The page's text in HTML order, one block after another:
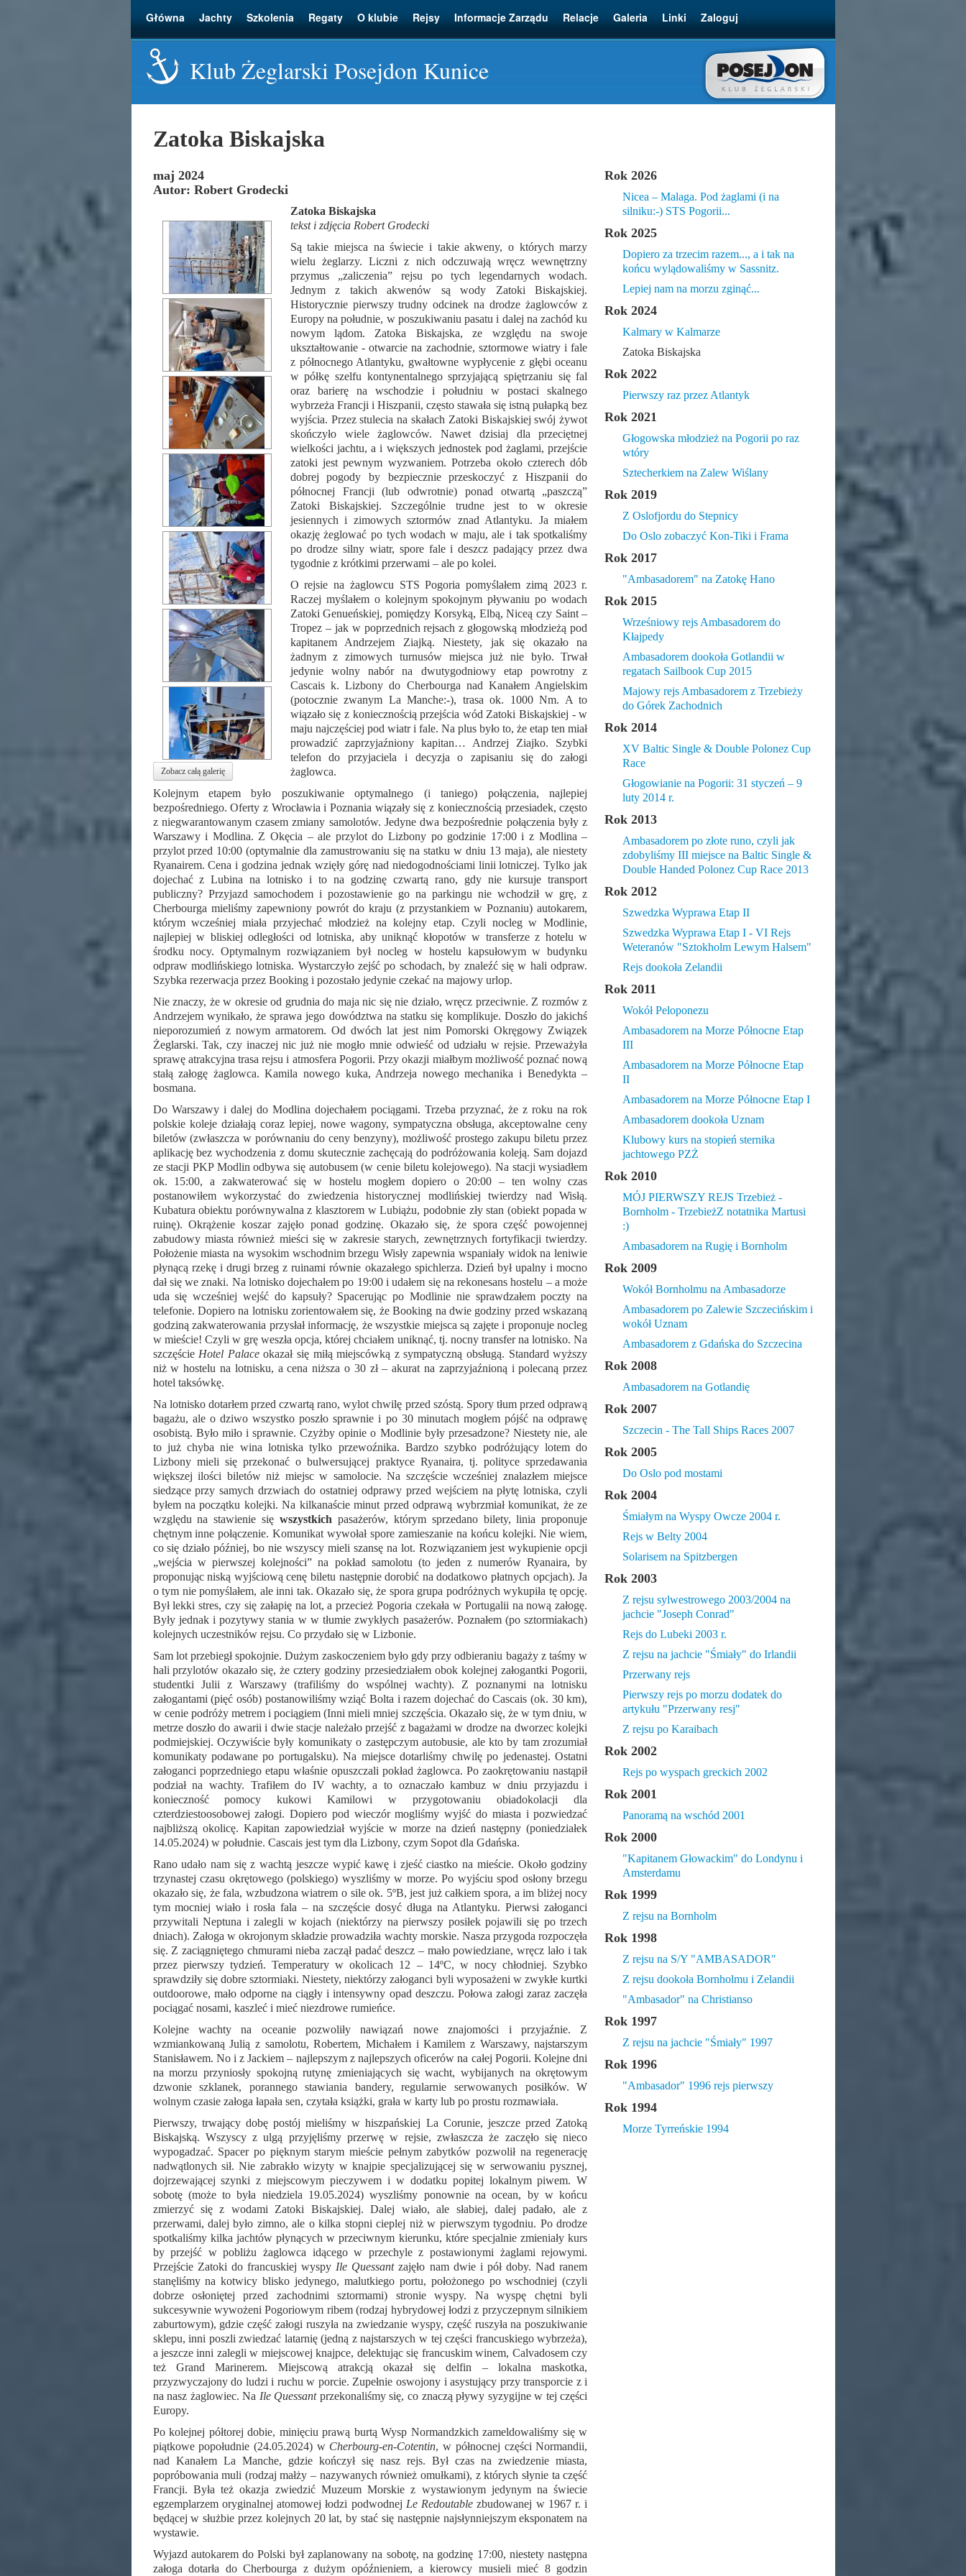
Główna Jachty Szkolenia Regaty O klubie Rejsy Informacje Zarządu Relacje Galeria Linki Zaloguj
Klub Żeglarski Posejdon Kunice
Zatoka Biskajska
maj 2024
Autor: Robert Grodecki
Zobacz całą galerię
Zatoka Biskajska
tekst i zdjęcia Robert Grodecki
Są takie miejsca na świecie i takie akweny, o których marzy
wielu żeglarzy. Liczni z nich odczuwają wręcz wewnętrzny
przymus „zaliczenia” rejsu po tych legendarnych wodach.
Jednym z takich akwenów są wody Zatoki Biskajskiej.
Historycznie pierwszy trudny odcinek na drodze żaglowców z
Europy na południe, w poszukiwaniu pasatu i dalej na zachód ku
nowym lądom. Zatoka Biskajska, ze względu na swoje
ukształtowanie - otwarcie na zachodnie, sztormowe wiatry i fale
z północnego Atlantyku, gwałtowne wypłycenie z głębi oceanu
w półkę szelfu kontynentalnego sprzyjającą spiętrzaniu się fal
oraz barierę na wschodzie i południu w postaci skalnego
wybrzeża Francji i Hiszpanii, często stawała się istną pułapką bez
wyjścia. Przez stulecia na skałach Zatoki Biskajskiej swój żywot
skończyło wiele żaglowców. Nawet dzisiaj dla przeciętnej
wielkości jachtu, a i większych jednostek pod żaglami, przejście
zatoki jest pewnym wyzwaniem. Potrzeba około czterech dób
dobrej pogody by bezpiecznie przeskoczyć z Hiszpanii do
północnej Francji (lub odwrotnie) ponad otwartą „paszczą”
Zatoki Biskajskiej. Szczególnie trudne jest to w okresie
jesiennych i zimowych sztormów znad Atlantyku. Ja miałem
okazję żeglować po tych wodach w maju, ale i tak spotkaliśmy
po drodze silny wiatr, spore fale i deszcz padający przez dwa
tygodnie z krótkimi przerwami – ale po kolei.
O rejsie na żaglowcu STS Pogoria pomyślałem zimą 2023 r.
Raczej myślałem o kolejnym spokojnym pływaniu po wodach
Zatoki Genueńskiej, pomiędzy Korsyką, Elbą, Niceą czy Saint –
Tropez – jak w poprzednich rejsach z głogowską młodzieżą pod
kapitanem Andrzejem Ziajką. Niestety, jak się okazało na
żadnym z zimowych turnusów miejsca już nie było. Trwał
jedynie wolny nabór na dwutygodniowy etap powrotny z
Cascais k. Lizbony do Cherbourga nad Kanałem Angielskim
(potocznie zwanym La Manche:-), trasa ok. 1000 Nm. A to
wiązało się z koniecznością przejścia wód Zatoki Biskajskiej - w
maju najczęściej pod wiatr i fale. Na plus było to, że etap ten miał
prowadzić zaprzyjaźniony kapitan… Andrzej Ziajko. Szybki
telefon do przyjaciela i decyzja o zapisaniu się do załogi
żaglowca.
Kolejnym etapem było poszukiwanie optymalnego (i taniego) połączenia, najlepiej
bezpośredniego. Oferty z Wrocławia i Poznania wiązały się z koniecznością przesiadek, często
z niegwarantowanym czasem zmiany samolotów. Jedyne dwa bezpośrednie połączenia były z
Warszawy i Modlina. Z Okęcia – ale przylot do Lizbony po godzinie 17:00 i z Modlina –
przylot przed 10:00 (optymalnie dla zamustrowaniu się na statku w dniu 13 maja), ale niestety
Ryanairem. Cena i godzina jednak wzięły górę nad niedogodnościami linii lotniczej. Tylko jak
dojechać z Lubina na lotnisko i to na godzinę czwartą rano, gdy nie kursuje transport
publiczny? Przyjazd samochodem i pozostawienie go na parkingu nie wchodził w grę, z
Cherbourga mieliśmy zapewniony powrót do kraju (z przystankiem w Poznaniu) autokarem,
którym wcześniej miała przyjechać młodzież na kolejny etap. Czyli nocleg w Modlinie,
najlepiej w bliskiej odległości od lotniska, aby uniknąć kłopotów w transferze z hotelu w
środku nocy. Optymalnym rozwiązaniem był nocleg w hostelu kapsułowym w budynku
odpraw modlińskiego lotniska. Wystarczyło zejść po schodach, by znaleźć się w hali odpraw.
Szybka rezerwacja przez Booking i pozostało jedynie czekać na majowy urlop.
Nie znaczy, że w okresie od grudnia do maja nic się nie działo, wręcz przeciwnie. Z rozmów z
Andrzejem wynikało, że sprawa jego dowództwa na statku się komplikuje. Doszło do jakichś
nieporozumień z nowym armatorem. Od dwóch lat jest nim Pomorski Okręgowy Związek
Żeglarski. Tak, czy inaczej nic już nie mogło mnie odwieść od udziału w rejsie. Przeważyła
sprawę atrakcyjna trasa rejsu i atmosfera Pogorii. Przy okazji miałbym możliwość poznać nową
stałą załogę żaglowca. Kamila nowego kuka, Andrzeja nowego mechanika i Benedykta –
bosmana.
Do Warszawy i dalej do Modlina dojechałem pociągami. Trzeba przyznać, że z roku na rok
polskie koleje działają coraz lepiej, nowe wagony, sympatyczna obsługa, akceptowalne ceny
biletów (zwłaszcza w porównaniu do ceny benzyny), możliwość prostego zakupu biletu przez
aplikację bez wychodzenia z domu skutecznie zachęcają do podróżowania koleją. Sam dojazd
ze stacji PKP Modlin odbywa się autobusem (w cenie biletu kolejowego). Na stacji wysiadłem
ok. 15:00, a zakwaterować się w hostelu mogłem dopiero o 20:00 – ten wolny czas
postanowiłem wykorzystać do zwiedzenia historycznej modlińskiej twierdzy nad Wisłą.
Kubatura obiektu porównywalna z klasztorem w Lubiążu, podobnie zły stan (obiekt popada w
ruinę). Okrążenie koszar zajęło ponad godzinę. Okazało się, że spora część powojennej
zabudowy miasta również mieści się w zakresie starych, zewnętrznych fortyfikacji twierdzy.
Położenie miasta na wysokim wschodnim brzegu Wisły zapewnia wspaniały widok na leniwie
płynącą rzekę i drugi brzeg z ruinami równie okazałego spichlerza. Dzień był upalny i mocno
dał się we znaki. Na lotnisko dojechałem po 19:00 i udałem się na rekonesans hostelu – a może
uda się wcześniej wejść do kapsuły? Spacerując po Modlinie nie sprawdzałem poczty na
telefonie. Dopiero na lotnisku zorientowałem się, że Booking na dwie godziny przed wskazaną
godziną zakwaterowania przysłał informację, że wszystkie miejsca są zajęte i proponuje nocleg
w mieście! Czyli w grę weszła opcja, której chciałem uniknąć, tj. nocny transfer na lotnisko. Na
szczęście Hotel Palaceokazał się miłą miejscówką z sympatyczną obsługą. Standard wyższy
niż w hostelu na lotnisku, a cena niższa o 30 zł – akurat na zaprzyjaźnioną i polecaną przez
hotel taksówkę.
Na lotnisko dotarłem przed czwartą rano, wylot chwilę przed szóstą. Spory tłum przed odprawą
bagażu, ale o dziwo wszystko poszło sprawnie i po 30 minutach mogłem pójść na odprawę
osobistą. Było miło i sprawnie. Czyżby opinie o Modlinie były przesadzone? Niestety nie, ale
to już chyba nie wina lotniska tylko przewoźnika. Bardzo szybko podróżujący lotem do
Lizbony mieli się przekonać o bulwersującej praktyce Ryanaira, tj. polityce sprzedawania
większej ilości biletów niż miejsc w samolocie. Na szczęście wcześniej znalazłem miejsce
siedzące przy samych drzwiach do ostatniej odprawy przed wejściem na płytę lotniska, czyli
byłem na początku kolejki. Na kilkanaście minut przed odprawą wybrzmiał komunikat, że ze
względu na stawienie sięwszystkich pasażerów, którym sprzedano bilety, linia proponuje
chętnym inne połączenie. Komunikat wywołał spore zamieszanie na końcu kolejki. Nie wiem,
co się działo później, bo nie wszyscy mieli szansę na lot. Rozwiązaniem jest wykupienie opcji
„wejścia w pierwszej kolejności” na pokład samolotu (to jeden z numerów Ryanaira, by
proponując niską wyjściową cenę biletu następnie dorobić na dodatkowo płatnych opcjach). Ja
o tym nie pomyślałem, ale inni tak. Okazało się, że spora grupa podróżnych wykupiła tę opcję.
Był lekki stres, czy się załapię na lot, a przecież Pogoria czekała w Portugalii na nową załogę.
Były jednak i pozytywy stania w w tłumie zwykłych pasażerów. Poznałem (po sztormiakach)
kolejnych uczestników rejsu. Co przydało się w Lizbonie.
Sam lot przebiegł spokojnie. Dużym zaskoczeniem było gdy przy odbieraniu bagaży z taśmy w
hali przylotów okazało się, że cztery godziny przesiedziałem obok kolejnej załogantki Pogorii,
studentki Julii z Warszawy (trafiliśmy do wspólnej wachty). Z poznanymi na lotnisku
załogantami (pięć osób) postanowiliśmy wziąć Bolta i razem dojechać do Cascais (ok. 30 km),
w cenie podróży metrem i pociągiem (Inni mieli mniej szczęścia. Okazało się, że w tym dniu, w
metrze doszło do awarii i dwie stacje należało przejść z bagażami w drodze na dworzec kolejki
podmiejskiej. Oczywiście były komunikaty o zastępczym autobusie, ale kto by tam zrozumiał
komunikaty podawane po portugalsku). Na miejsce dotarliśmy chwilę po jedenastej. Ostatni
załoganci poprzedniego etapu właśnie opuszczali pokład żaglowca. Po zaokrętowaniu nastąpił
podział na wachty. Trafiłem do IV wachty, a to oznaczało kambuz w dniu przyjazdu i
konieczność pomocy kukowi Kamilowi w przygotowaniu obiadokolacji dla
czterdziestoosobowej załogi. Dopiero pod wieczór mogliśmy wyjść do miasta i pozwiedzać
najbliższą okolicę. Kapitan zapowiedział wyjście w morze na dzień następny (poniedziałek
14.05.2024) w południe. Cascais jest tym dla Lizbony, czym Sopot dla Gdańska.
Rano udało nam się z wachtą jeszcze wypić kawę i zjeść ciastko na mieście. Około godziny
trzynastej czasu okrętowego (polskiego) wyszliśmy w morze. Po wyjściu spod osłony brzegu
okazało się, że fala, wzbudzona wiatrem o sile ok. 5ºB, jest już całkiem spora, a im bliżej nocy
tym mocniej wiało i rosła fala – na szczęście dosyć długa na Atlantyku. Pierwsi załoganci
przywitali Neptuna i zalegli w kojach (niektórzy na pierwszy posiłek pojawili się po trzech
dniach). Załoga w okrojonym składzie prowadziła wachty morskie. Nasza przygoda rozpoczęła
się. Z zaciągniętego chmurami nieba zaczął padać deszcz – mało powiedziane, wręcz lało i tak
przez pierwszy tydzień. Temperatury w okolicach 12 – 14ºC, w nocy chłodniej. Szybko
sprawdziły się dobre sztormiaki. Niestety, niektórzy załoganci byli wyposażeni w zwykłe kurtki
outdoorowe, mało odporne na ciągły i intensywny opad deszczu. Połowa załogi zaraz zaczęła
pociągać nosami, kaszleć i mieć niezdrowe rumieńce.
Kolejne wachty na oceanie pozwoliły nawiązań nowe znajomości i przyjaźnie. Z
wzmiankowaną Julią z samolotu, Robertem, Michałem i Kamilem z Warszawy, najstarszym
Stanisławem. No i z Jackiem – najlepszym z najlepszych oficerów na całej Pogorii. Kolejne dni
na morzu przyniosły spokojną rutynę zmieniających się wacht, wybijanych na okrętowym
dzwonie szklanek, porannego stawiania bandery, regularnie serwowanych posiłków. W
wolnym czasie załoga łapała sen, czytała książki, grała w karty lub po prostu rozmawiała.
Pierwszy, trwający dobę postój mieliśmy w hiszpańskiej La Corunie, jeszcze przed Zatoką
Biskajską. Wszyscy z ulgą przyjęliśmy przerwę w rejsie, zwłaszcza że zaczęło się nieco
wypogadzać. Spacer po pięknym starym mieście pełnym zabytków pozwolił na regenerację
nadwątlonych sił. Nie zabrakło wizyty w knajpie specjalizującej się w serwowaniu pysznej,
dojrzewającej szynki z miejscowym pieczywem i w dodatku popitej lokalnym piwem. W
sobotę (może to była niedziela 19.05.2024) wyszliśmy ponownie na ocean, by w końcu
zmierzyć się z wodami Zatoki Biskajskiej. Dalej wiało, ale słabiej, dalej padało, ale z
przerwami, dalej było zimno, ale o kilka stopni cieplej niż w pierwszym tygodniu. Po drodze
spotkaliśmy kilka jachtów płynących w przeciwnym kierunku, które specjalnie zmieniały kurs
by przejść w pobliżu żaglowca idącego w przechyle z postawionymi żaglami rejowymi.
Przejście Zatoki do francuskiej wyspy Ile Quessantzajęło nam dwie i pół doby. Nad ranem
stanęliśmy na kotwicy blisko jedynego, malutkiego portu, położonego po wschodniej (czyli
dobrze osłoniętej przed zachodnimi sztormami) stronie wyspy. Na wyspę chętni byli
sukcesywnie wywożeni Pogoriowym ribem (rodzaj hybrydowej łodzi z przyczepnym silnikiem
zaburtowym), gdzie część załogi ruszyła na zwiedzanie wyspy, część ruszyła na poszukiwanie
sklepu, inni poszli zwiedzać latarnię (jedną z najstarszych w tej części francuskiego wybrzeża),
a jeszcze inni zalegli w miejscowej knajpce, delektując się francuskim winem, Calvadosem czy
też Grand Marinerem. Miejscową atrakcją okazał się delfin – lokalna maskotka,
przyzwyczajony do ludzi i ruchu w porcie. Zupełnie oswojony i asystujący przy transporcie z i
na nasz żaglowiec. Na Ile Quessant przekonaliśmy się, co znaczą pływy syzygijnew tej części
Europy.
Po kolejnej półtorej dobie, minięciu prawą burtą Wysp Normandzkich zameldowaliśmy się w
piątkowe popołudnie (24.05.2024) w Cherbourg-en-Cotentin, w północnej części Normandii,
nad Kanałem La Manche, gdzie kończył się nasz rejs. Był czas na zwiedzenie miasta,
popróbowania muli (rodzaj małży – nazywanych również omułkami), z których słynie ta część
Francji. Była też okazja zwiedzić Muzeum Morskie z wystawionym jedynym na świecie
egzemplarzem oryginalnej atomowej łodzi podwodnej Le Redoutablezbudowanej w 1967 r. i
będącej w służbie przez kolejnych 20 lat, by stać się następnie najsłynniejszym eksponatem na
wystawie.
Wyjazd autokarem do Polski był zaplanowany na sobotę, na godzinę 17:00, niestety następna
załoga dotarła do Cherbourga z dużym opóźnieniem, a kierowcy musieli mieć 8 godzin
Rok 2026
Nicea – Malaga. Pod żaglami (i na
silniku:-) STS Pogorii...
Rok 2025
Dopiero za trzecim razem..., a i tak na
końcu wylądowaliśmy w Sassnitz.
Lepiej nam na morzu zginąć...
Rok 2024
Kalmary w Kalmarze
Zatoka Biskajska
Rok 2022
Pierwszy raz przez Atlantyk
Rok 2021
Głogowska młodzież na Pogorii po raz
wtóry
Sztecherkiem na Zalew Wiślany
Rok 2019
Z Oslofjordu do Stepnicy
Do Oslo zobaczyć Kon-Tiki i Frama
Rok 2017
"Ambasadorem" na Zatokę Hano
Rok 2015
Wrześniowy rejs Ambasadorem do
Kłajpedy
Ambasadorem dookoła Gotlandii w
regatach Sailbook Cup 2015
Majowy rejs Ambasadorem z Trzebieży
do Górek Zachodnich
Rok 2014
XV Baltic Single & Double Polonez Cup
Race
​Głogowianie na Pogorii: 31 styczeń – 9
luty 2014 r.
Rok 2013
Ambasadorem po złote runo, czyli jak
zdobyliśmy III miejsce na Baltic Single &
Double Handed Polonez Cup Race 2013
Rok 2012
Szwedzka Wyprawa Etap II
Szwedzka Wyprawa Etap I - VI Rejs
Weteranów "Sztokholm Lewym Halsem"
Rejs dookoła Zelandii
Rok 2011
Wokół Peloponezu
Ambasadorem na Morze Północne Etap
III
Ambasadorem na Morze Północne Etap
II
Ambasadorem na Morze Północne Etap I
Ambasadorem dookoła Uznam
Klubowy kurs na stopień sternika
jachtowego PZŻ
Rok 2010
MÓJ PIERWSZY REJS Trzebież -
Bornholm - TrzebieżZ notatnika Martusi
:)
Ambasadorem na Rugię i Bornholm
Rok 2009
Wokół Bornholmu na Ambasadorze
Ambasadorem po Zalewie Szczecińskim i
wokół Uznam
Ambasadorem z Gdańska do Szczecina
Rok 2008
Ambasadorem na Gotlandię
Rok 2007
Szczecin - The Tall Ships Races 2007
Rok 2005
Do Oslo pod mostami
Rok 2004
Śmiałym na Wyspy Owcze 2004 r.
Rejs w Belty 2004
Solarisem na Spitzbergen
Rok 2003
Z rejsu sylwestrowego 2003/2004 na
jachcie "Joseph Conrad"
Rejs do Lubeki 2003 r.
Z rejsu na jachcie "Śmiały" do Irlandii
Przerwany rejs
Pierwszy rejs po morzu dodatek do
artykułu "Przerwany resj"
Z rejsu po Karaibach
Rok 2002
Rejs po wyspach greckich 2002
Rok 2001
Panoramą na wschód 2001
Rok 2000
"Kapitanem Głowackim" do Londynu i
Amsterdamu
Rok 1999
Z rejsu na Bornholm
Rok 1998
Z rejsu na S/Y "AMBASADOR"
Z rejsu dookoła Bornholmu i Zelandii
"Ambasador" na Christianso
Rok 1997
Z rejsu na jachcie "Śmiały" 1997
Rok 1996
"Ambasador" 1996 rejs pierwszy
Rok 1994
Morze Tyrreńskie 1994